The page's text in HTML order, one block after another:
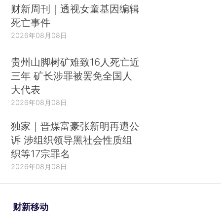
财新周刊｜透视女童基因编辑
死亡事件
2026年08月08日
贵州山脚树矿难致16人死亡近
三年 矿长涉罪被罢免全国人
大代表
2026年08月08日
独家｜晋煤富豪张新明再遭公
诉 涉组织领导黑社会性质组
织等17宗罪名
2026年08月08日
财新移动